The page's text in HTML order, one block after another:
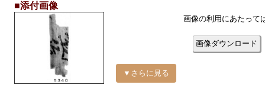
■添付画像
▼さらに見る
画像の利用にあたって
画像ダウンロード